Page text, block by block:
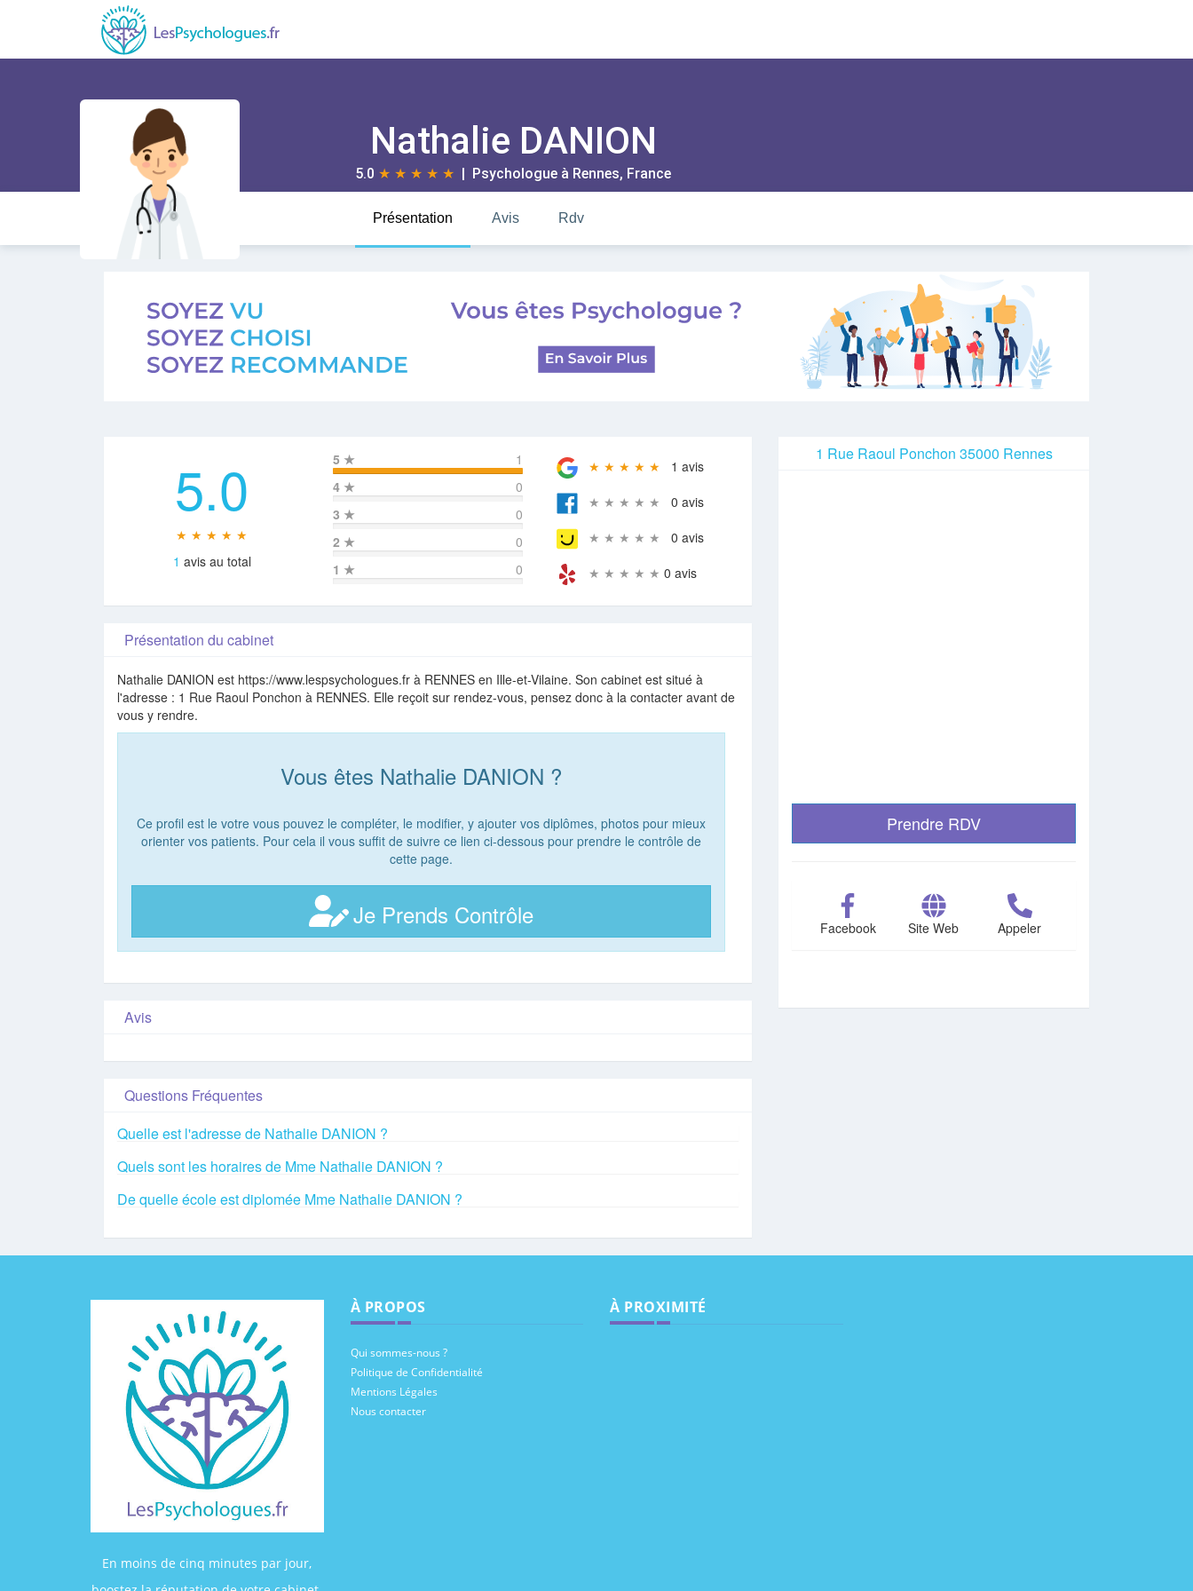
Nathalie DANION
5.0 ★ ★ ★ ★ ★ | Psychologue à Rennes, France
Présentation Avis Rdv
5.0
★ ★ ★ ★ ★
1 avis au total
5 ★
1
4 ★
0
3 ★
0
2 ★
0
1 ★ 0
★ ★ ★ ★ ★ 1 avis
★ ★ ★ ★ ★ 0 avis
★ ★ ★ ★ ★ 0 avis
★ ★ ★ ★ ★ 0 avis
Présentation du cabinet
Nathalie DANION est https://www.lespsychologues.fr à RENNES en Ille-et-Vilaine. Son cabinet est situé à
l'adresse : 1 Rue Raoul Ponchon à RENNES. Elle reçoit sur rendez-vous, pensez donc à la contacter avant de
vous y rendre.
Vous êtes Nathalie DANION ?
Ce profil est le votre vous pouvez le compléter, le modifier, y ajouter vos diplômes, photos pour mieux
orienter vos patients. Pour cela il vous suffit de suivre ce lien ci-dessous pour prendre le contrôle de
cette page.
Je Prends Contrôle
Avis
Questions Fréquentes
Quelle est l'adresse de Nathalie DANION ?
Quels sont les horaires de Mme Nathalie DANION ?
De quelle école est diplomée Mme Nathalie DANION ?
1 Rue Raoul Ponchon 35000 Rennes
Prendre RDV
Facebook Site Web Appeler
En moins de cinq minutes par jour,
À PROPOS
Qui sommes-nous ?
Politique de Confidentialité
Mentions Légales
Nous contacter
À PROXIMITÉ